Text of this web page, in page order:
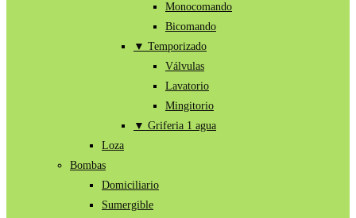
Monocomando
Bicomando
▼ Temporizado
Válvulas
Lavatorio
Mingitorio
▼ Griferia 1 agua
Loza
Bombas
Domiciliario
Sumergible